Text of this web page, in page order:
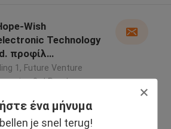
ένα μήνυμα
je snel terug!
Wish
Technology
προφίλ
1, Future Venture
3rd Road,
προμηθευτής